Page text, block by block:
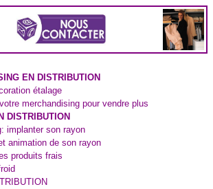
EN DISTRIBUTION
étalage
merchandising pour vendre plus
DISTRIBUTION
implanter son rayon
animation de son rayon
produits frais